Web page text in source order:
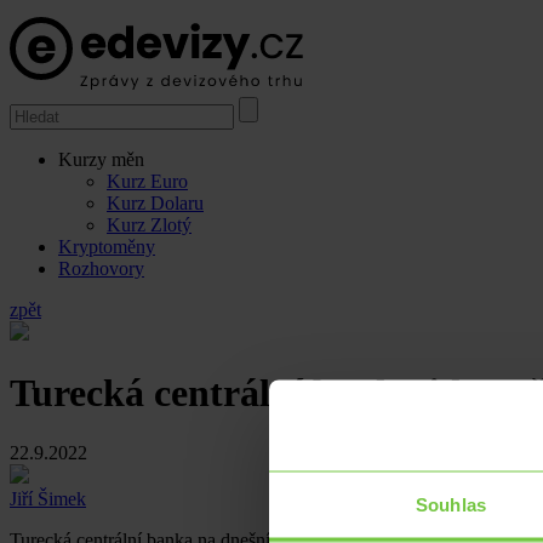
Souhlas
Kurzy měn
Kurz Euro
Kurz Dolaru
Kurz Zlotý
Kryptoměny
Rozhovory
zpět
Turecká centrální banka jde
22.9.2022
Jiří Šimek